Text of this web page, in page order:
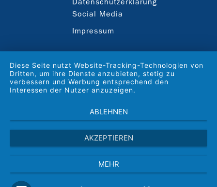
Social Media
Impressum
Diese Seite nutzt Website-Tracking-Technologien von
Dritten, um ihre Dienste anzubieten, stetig zu
verbessern und Werbung entsprechend den
Interessen der Nutzer anzuzeigen.
ABLEHNEN
AKZEPTIEREN
MEHR